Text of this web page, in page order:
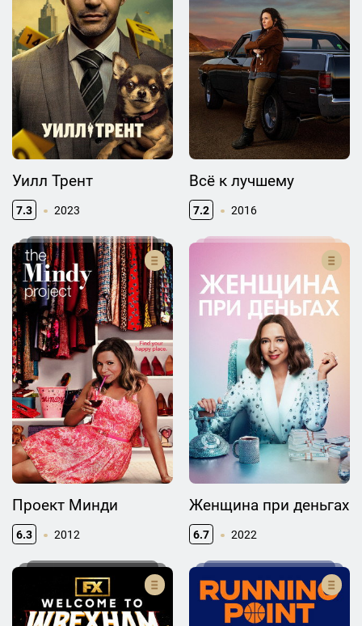
Уилл Трент
7.3 2023
Всё к лучшему
7.2 2016
Проект Минди
6.3 2012
Женщина при деньгах
6.7 2022